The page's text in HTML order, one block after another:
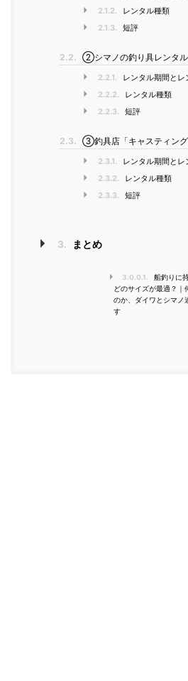
2.1.2.
レンタル種類
2.1.3.
短評
2.2. ②シマノの釣り具レンタル
2.2.1.
レンタル期間とレ
2.2.2.
レンタル種類
2.2.3.
短評
2.3. ③釣具店「キャスティング
2.3.1.
レンタル期間とレ
2.3.2.
レンタル種類
2.3.3.
短評
3. まとめ
3.0.0.1.
船釣りに
どのサイズが最適？｜
のか、ダイワとシマノ
す